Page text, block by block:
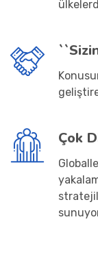
Çok